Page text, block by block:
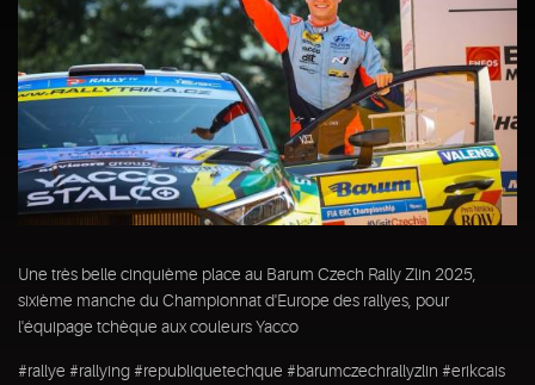
Une très belle cinquième place au Barum Czech Rally Zlin 2025,
sixième manche du Championnat d'Europe des rallyes, pour
l'équipage tchèque aux couleurs Yacco
#rallye #rallying #republiquetechque #barumczechrallyzlin #erikcais